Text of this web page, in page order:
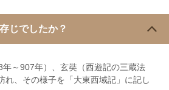
じでしたか？
年～907年）、玄奘（西遊記の三蔵法
れ、その様子を「大東西域記」に記し